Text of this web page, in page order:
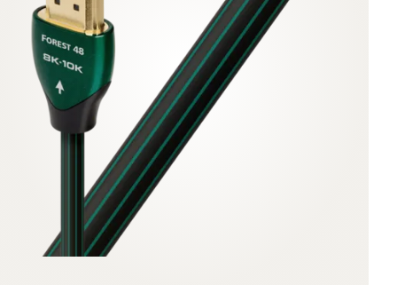
Tilbehør
INSPIRASJON
MERKER
NYHETER
TILBUD
Finn Butikk
Kundeservice